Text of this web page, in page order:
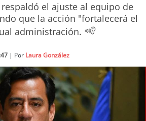
el ajuste al equipo de
que la acción "fortalecerá el
administración.
| Por Laura González